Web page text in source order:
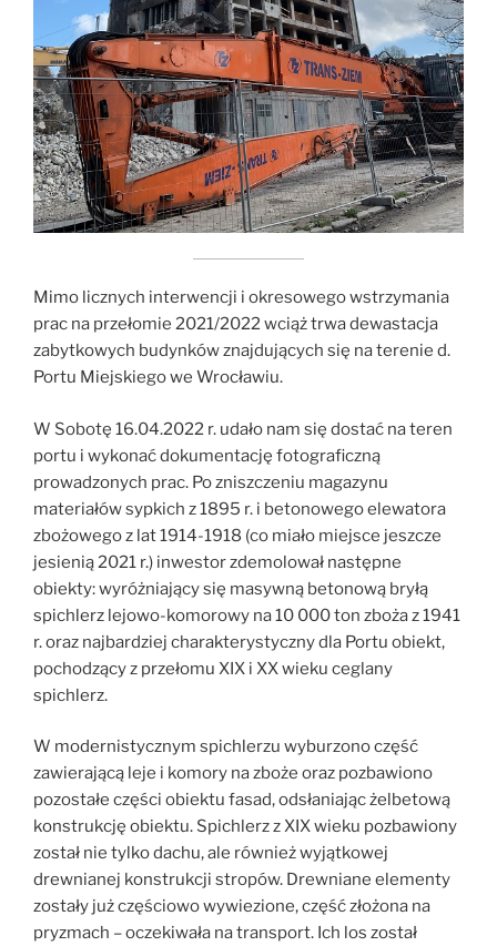
Mimo licznych interwencji i okresowego wstrzymania
prac na przełomie 2021/2022 wciąż trwa dewastacja
zabytkowych budynków znajdujących się na terenie d.
Portu Miejskiego we Wrocławiu.
W Sobotę 16.04.2022 r. udało nam się dostać na teren
portu i wykonać dokumentację fotograficzną
prowadzonych prac. Po zniszczeniu magazynu
materiałów sypkich z 1895 r. i betonowego elewatora
zbożowego z lat 1914-1918 (co miało miejsce jeszcze
jesienią 2021 r.) inwestor zdemolował następne
obiekty: wyróżniający się masywną betonową bryłą
spichlerz lejowo-komorowy na 10 000 ton zboża z 1941
r. oraz najbardziej charakterystyczny dla Portu obiekt,
pochodzący z przełomu XIX i XX wieku ceglany
spichlerz.
W modernistycznym spichlerzu wyburzono część
zawierającą leje i komory na zboże oraz pozbawiono
pozostałe części obiektu fasad, odsłaniając żelbetową
konstrukcję obiektu. Spichlerz z XIX wieku pozbawiony
został nie tylko dachu, ale również wyjątkowej
drewnianej konstrukcji stropów. Drewniane elementy
zostały już częściowo wywiezione, część złożona na
pryzmach – oczekiwała na transport. Ich los został